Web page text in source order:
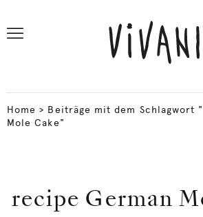
Home > Beiträge mit dem Schlagwort
Mole Cake"
recipe German